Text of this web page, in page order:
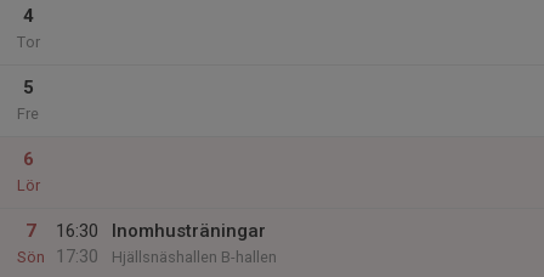
4
Tor
5
Fre
6
Lör
7
Sön
16:30
17:30
Inomhusträningar
Hjällsnäshallen B-hallen